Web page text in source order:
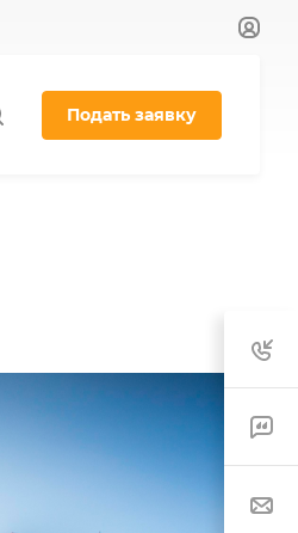
Подать заявку